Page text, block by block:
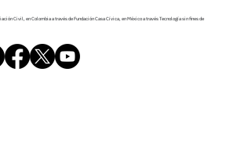
Civil, en Colombia a través de Fundación Casa Cívica, en México a través Tecnología sin fines de